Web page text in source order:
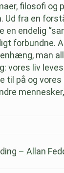
filosofi og
Ud fra en
en endelig
forbundne.
man
vores liv
til på og vores
– Allan